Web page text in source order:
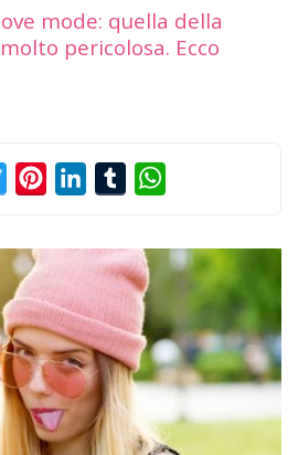
mode: quella della
pericolosa. Ecco
TwitterPinterestLinkedInTumblr